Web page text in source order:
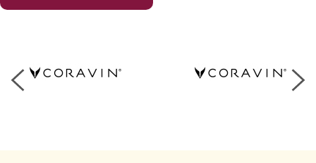
Collector